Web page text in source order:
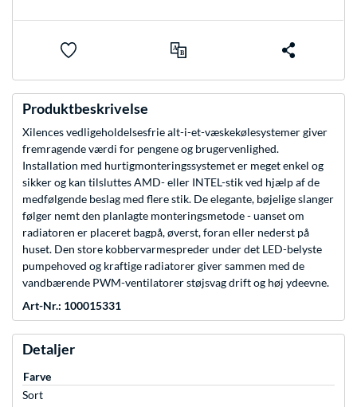
Produktbeskrivelse
Xilences vedligeholdelsesfrie alt-i-et-væskekølesystemer giver
fremragende værdi for pengene og brugervenlighed.
Installation med hurtigmonteringssystemet er meget enkel og
sikker og kan tilsluttes AMD- eller INTEL-stik ved hjælp af de
medfølgende beslag med flere stik. De elegante, bøjelige slanger
følger nemt den planlagte monteringsmetode - uanset om
radiatoren er placeret bagpå, øverst, foran eller nederst på
huset. Den store kobbervarmespreder under det LED-belyste
pumpehoved og kraftige radiatorer giver sammen med de
vandbærende PWM-ventilatorer støjsvag drift og høj ydeevne.
Art-Nr.: 100015331
Detaljer
Farve
Sort